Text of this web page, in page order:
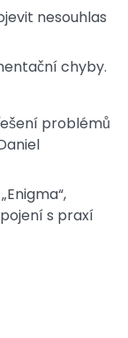
nesouhlas
chyby.
problémů
s praxí